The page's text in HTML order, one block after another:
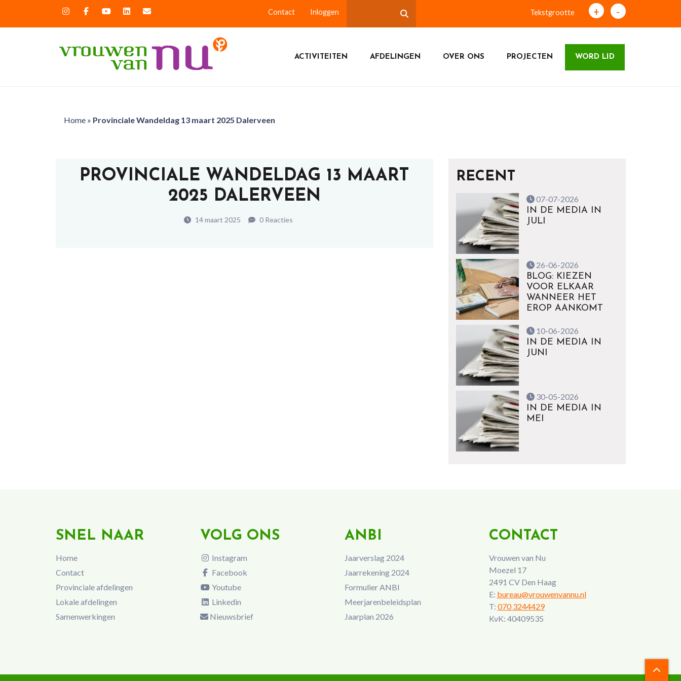
Contact Inloggen Tekstgrootte + -
ACTIVITEITEN AFDELINGEN OVER ONS PROJECTEN WORD LID
Home» Provinciale Wandeldag 13 maart 2025 Dalerveen
PROVINCIALE WANDELDAG 13 MAART
2025 DALERVEEN
14 maart 2025 0 Reacties
RECENT
07-07-2026
IN DE MEDIA IN
JULI
26-06-2026
BLOG: KIEZEN
VOOR ELKAAR
WANNEER HET
EROP AANKOMT
10-06-2026
IN DE MEDIA IN
JUNI
30-05-2026
IN DE MEDIA IN
MEI
SNEL NAAR
Home
Contact
Provinciale afdelingen
Lokale afdelingen
Samenwerkingen
VOLG ONS
Instagram
Facebook
Youtube
Linkedin
Nieuwsbrief
ANBI
Jaarverslag 2024
Jaarrekening 2024
Formulier ANBI
Meerjarenbeleidsplan
Jaarplan 2026
CONTACT
Vrouwen van Nu
Moezel 17
2491 CV Den Haag
E: bureau@vrouwenvannu.nl
T: 070 3244429
KvK: 40409535